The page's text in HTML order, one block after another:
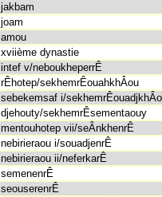
jakbam
joam
amou
xviième dynastie
intef v/neboukheperrÊ
rÊhotep/sekhemrÊouahkhÂou
sebekemsaf i/
djehouty/sekhemrÊsementaouy
mentouhotep vii/seÂnkhenrÊ
nebirieraou i/souadjenrÊ
nebirieraou ii/neferkarÊ
semenenrÊ
seouserenrÊ